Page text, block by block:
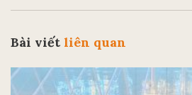
Bài viết liên quan